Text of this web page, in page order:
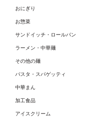
おにぎり
お惣菜
サンドイッチ・ロールパン
ラーメン・中華麺
その他の麺
パスタ・スパゲッティ
中華まん
加工食品
アイスクリーム